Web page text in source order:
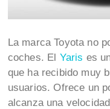
La marca Toyota no
coches. El Yaris es
que ha recibido muy
usuarios. Ofrece un
alcanza una